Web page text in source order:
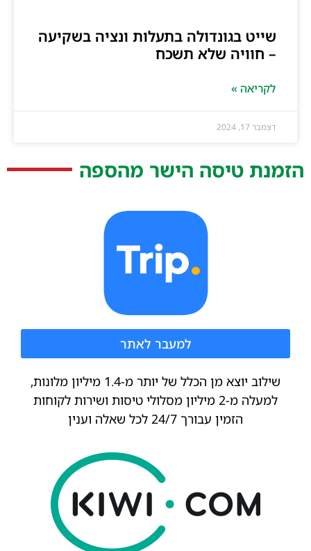
שייט בגונדולה בתעלות ונציה בשקיעה
– חוויה שלא תשכח
לקריאה »
דצמבר 17, 2024
הזמנת טיסה הישר מהספה
למעבר לאתר
שילוב יוצא מן הכלל של יותר מ-1.4 מיליון מלונות,
למעלה מ-2 מיליון מסלולי טיסות ושירות לקוחות
הזמין עבורך 24/7 לכל שאלה וענין